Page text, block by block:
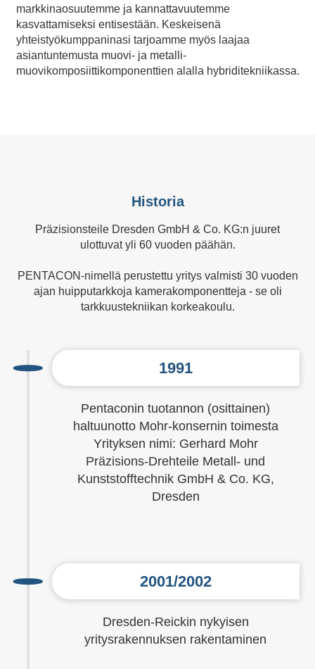
markkinaosuutemme ja kannattavuutemme
kasvattamiseksi entisestään. Keskeisenä
yhteistyökumppaninasi tarjoamme myös laajaa
asiantuntemusta muovi- ja metalli-
muovikomposiittikomponenttien alalla hybriditekniikassa.
Historia
Präzisionsteile Dresden GmbH & Co. KG:n juuret
ulottuvat yli 60 vuoden päähän.
PENTACON-nimellä perustettu yritys valmisti 30 vuoden
ajan huipputarkkoja kamerakomponentteja - se oli
tarkkuustekniikan korkeakoulu.
1991
Pentaconin tuotannon (osittainen)
haltuunotto Mohr-konsernin toimesta
Yrityksen nimi: Gerhard Mohr
Präzisions-Drehteile Metall- und
Kunststofftechnik GmbH & Co. KG,
Dresden
2001/2002
Dresden-Reickin nykyisen
yritysrakennuksen rakentaminen